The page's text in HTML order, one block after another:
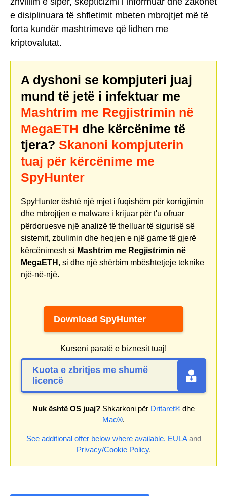
e disiplinuara të shfletimit mbeten mbrojtjet më të
forta kundër mashtrimeve që lidhen me
kriptovalutat.
A dyshoni se kompjuteri juaj
mund të jetë i infektuar me
Mashtrim me Regjistrimin në
MegaETH dhe kërcënime të
tjera? Skanoni kompjuterin
tuaj për kërcënime me
SpyHunter
SpyHunter është një mjet i fuqishëm për korrigjimin
dhe mbrojtjen e malware i krijuar për t'u ofruar
përdoruesve një analizë të thelluar të sigurisë së
sistemit, zbulimin dhe heqjen e një game të gjerë
kërcënimesh si Mashtrim me Regjistrimin në
MegaETH , si dhe një shërbim mbështetjeje teknike
një-në-një.
Download SpyHunter
Kurseni paratë e biznesit tuaj!
Kuota e zbritjes me shumë
licencë
Nuk është OS juaj? Shkarkoni për Dritaret® dhe
Mac®.
See additional offer below where available. EULAand
Privacy/Cookie Policy.